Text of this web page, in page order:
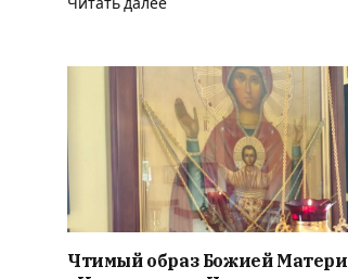
Читать далее
Чтимый образ Божией Матери